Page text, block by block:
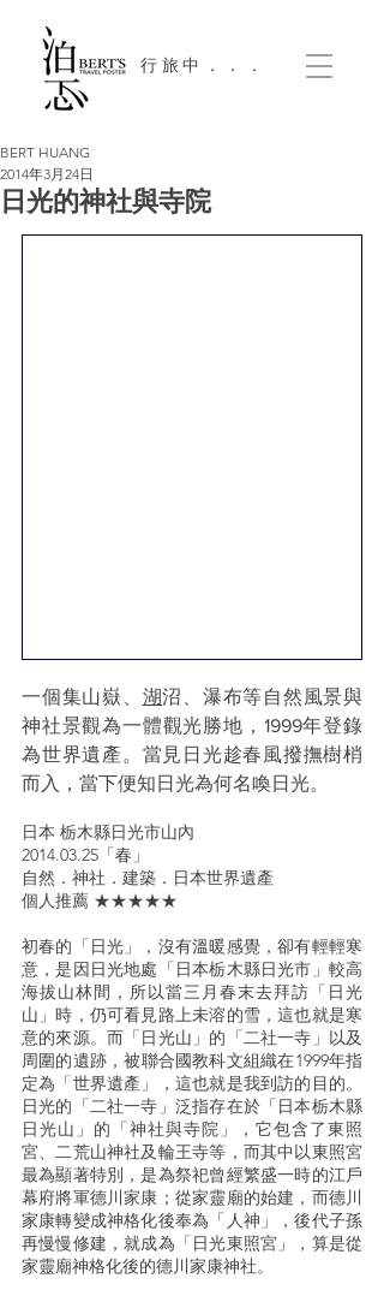
​行旅中．．．
日光的神社與寺院
BERT HUANG
2014年3月24日
一個集山嶽、 湖沼、瀑布等自然風景與
神社景觀為一體觀光勝地，1999年登錄
為世界遺產。當見日光趁春風撥撫樹梢
而入，當下便知日光為何名喚日光。
日本 栃木縣日光市山內
2014.03.25「春」
自然．神社．建築．日本世界遺產
個人推薦 ★★★★★
初春的「日光」，沒有溫暖感覺，卻有輕輕寒
意，是因日光地處「日本栃木縣日光市」較高
海拔山林間，所以當三月春末去拜訪「日光
山」時，仍可看見路上未溶的雪，這也就是寒
意的來源。而「日光山」的「二社一寺」以及
周圍的遺跡，被聯合國教科文組織在1999年指
定為「世界遺產」，這也就是我到訪的目的。
日光的「二社一寺」泛指存在於「日本栃木縣
日光山」的「神社與寺院」，它包含了東照
宮、二荒山神社及輪王寺等，而其中以東照宮
最為顯著特別，是為祭祀曾經繁盛一時的江戶
幕府將軍德川家康；從家靈廟的始建，而德川
家康轉變成神格化後奉為「人神」，後代子孫
再慢慢修建，就成為「日光東照宮」，算是從
家靈廟神格化後的德川家康神社。